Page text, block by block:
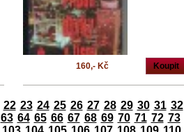
Koupit
160,- Kč
22 23 24 25 26 27 28 29 30 31 32
63 64 65 66 67 68 69 70 71 72 73